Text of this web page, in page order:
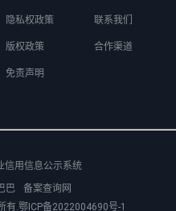
隐私权政策 联系我们
版权政策 合作渠道
免责声明
信用信息公示系统
巴
备案查询网
有.鄂ICP备2022004690号-1